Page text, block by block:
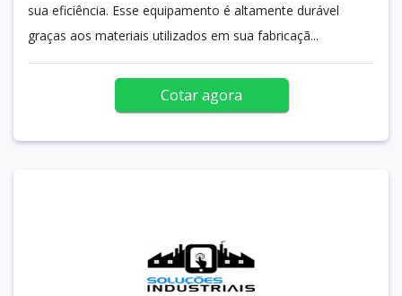
sua eficiência. Esse equipamento é altamente durável
graças aos materiais utilizados em sua fabricaçã...
Cotar agora